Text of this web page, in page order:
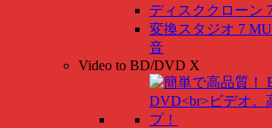
ディスククローン
変換スタジオ 7
音
Video to BD/DVD X